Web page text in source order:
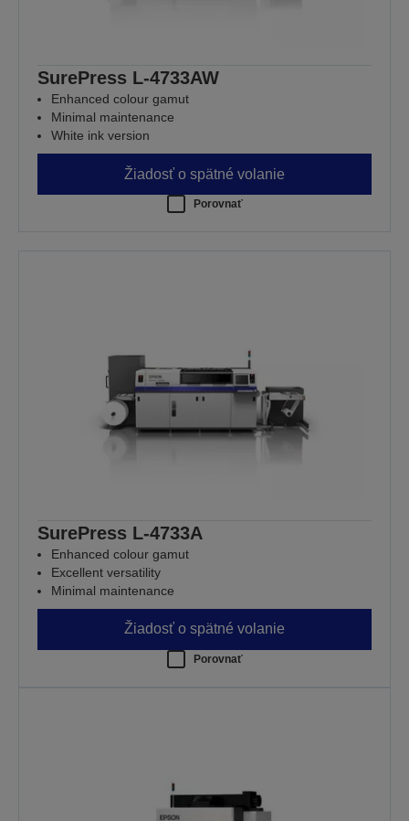
SurePress L-4733AW
Enhanced colour gamut
Minimal maintenance
White ink version
Žiadosť o spätné volanie
Porovnať
SurePress L-4733A
Enhanced colour gamut
Excellent versatility
Minimal maintenance
Žiadosť o spätné volanie
Porovnať